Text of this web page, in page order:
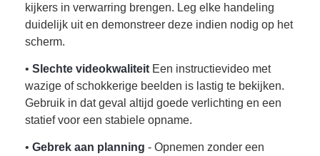
kijkers in verwarring brengen. Leg elke handeling
duidelijk uit en demonstreer deze indien nodig op het
scherm.
• Slechte videokwaliteit Een instructievideo met
wazige of schokkerige beelden is lastig te bekijken.
Gebruik in dat geval altijd goede verlichting en een
statief voor een stabiele opname.
• Gebrek aan planning - Opnemen zonder een